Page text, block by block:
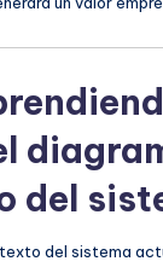
del
del sistema